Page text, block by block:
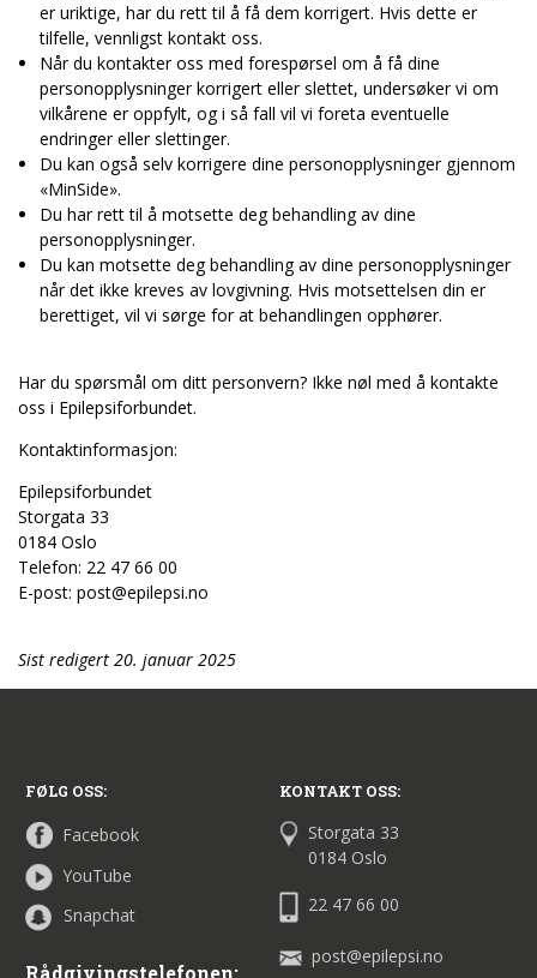
er uriktige, har du rett til å få dem korrigert. Hvis dette er
tilfelle, vennligst kontakt oss.
Når du kontakter oss med forespørsel om å få dine
personopplysninger korrigert eller slettet, undersøker vi om
vilkårene er oppfylt, og i så fall vil vi foreta eventuelle
endringer eller slettinger.
Du kan også selv korrigere dine personopplysninger gjennom
«MinSide».
Du har rett til å motsette deg behandling av dine
personopplysninger.
Du kan motsette deg behandling av dine personopplysninger
når det ikke kreves av lovgivning. Hvis motsettelsen din er
berettiget, vil vi sørge for at behandlingen opphører.
Har du spørsmål om ditt personvern? Ikke nøl med å kontakte
oss i Epilepsiforbundet.
Kontaktinformasjon:
Epilepsiforbundet
Storgata 33
0184 Oslo
Telefon: 22 47 66 00
E-post: post@epilepsi.no
Sist redigert 20. januar 2025
FØLG OSS:
Facebook
YouTube
Snapchat
Rådgivingstelefonen:
KONTAKT OSS:
Storgata 33
0184 Oslo
22 47 66 00
post@epilepsi.no